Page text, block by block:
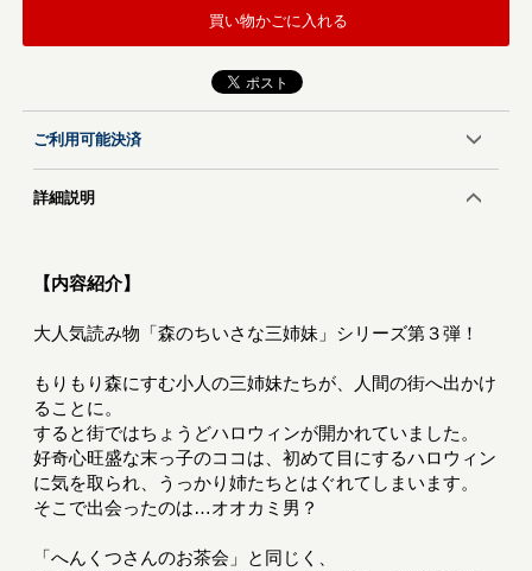
買い物かごに入れる
ご利用可能決済
詳細説明
【内容紹介】
大人気読み物「森のちいさな三姉妹」シリーズ第３弾！
もりもり森にすむ小人の三姉妹たちが、人間の街へ出かけ
ることに。
すると街ではちょうどハロウィンが開かれていました。
好奇心旺盛な末っ子のココは、初めて目にするハロウィン
に気を取られ、うっかり姉たちとはぐれてしまいます。
そこで出会ったのは…オオカミ男？
「へんくつさんのお茶会」と同じく、